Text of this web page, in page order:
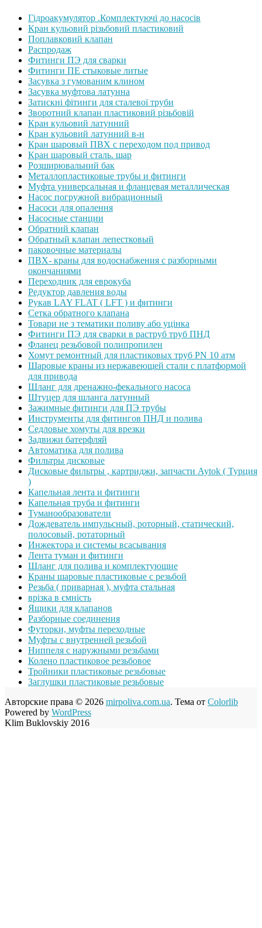
Гідроакумулятор .Комплектуючі до насосів
Кран кульовий різьбовий пластиковий
Поплавковий клапан
Распродаж
Фитинги ПЭ для сварки
Фитинги ПЕ стыковые литые
Засувка з гумованим клином
Засувка муфтова латунна
Затискні фітинги для сталевої труби
Зворотний клапан пластиковий різьбовій
Кран кульовий латунний
Кран кульовий латунний в-н
Кран шаровый ПВХ с переходом под привод
Кран шаровый сталь. шар
Розширювальний бак
Металлопластиковые трубы и фитинги
Муфта универсальная и фланцевая металлическая
Насос погружной вибрационный
Насоси для опалення
Насосные станции
Обратний клапан
Обратный клапан лепестковый
паковочные материалы
ПВХ- краны для водоснабжения с разборными
окончаниями
Переходник для еврокуба
Редуктор давления воды
Рукав LAY FLAT ( LFT ) и фитинги
Сетка обратного клапана
Товари не з тематики поливу або уцінка
Фитинги ПЭ для сварки в раструб труб ПНД
Фланец резьбовой полипропилен
Хомут ремонтный для пластиковых труб PN 10 атм
Шаровые краны из нержавеющей стали с платформой
для привода
Шланг для дренажно-фекального насоса
Штуцер для шланга латунный
Зажимные фитинги для ПЭ трубы
Инструменты для фитингов ПНД и полива
Седловые хомуты для врезки
Задвижи батерфляй
Автоматика для полива
Фильтры дисковые
Дисковые фильтры , картриджи, запчасти Aytok ( Турция
)
Капельная лента и фитинги
Капельная труба и фитинги
Туманообразователи
Дождеватель импульсный, роторный, статический,
полосовый, ротаторный
Инжектора и системы всасывания
Лента туман и фитинги
Шланг для полива и комплектующие
Краны шаровые пластиковые с резьбой
Резьба ( приварная ), муфта стальная
врізка в ємність
Ящики для клапанов
Разборные соединения
Футорки, муфты переходные
Муфты с внутренней резьбой
Ниппеля с наружными резьбами
Колено пластиковое резьбовое
Тройники пластиковые резьбовые
Заглушки пластиковые резьбовые
Авторские права © 2026 mirpoliva.com.ua. Тема от Colorlib
Powered by WordPress
Klim Buklovskiy 2016